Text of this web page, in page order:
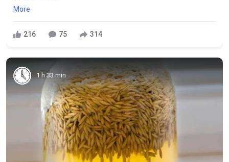
More
216 75 314
1 h 33 min